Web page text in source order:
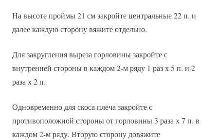
На высоте проймы 21 см закройте центральные 22 п. и
далее каждую сторону вяжите отдельно.
Для закругления выреза горловины закройте с
внутренней стороны в каждом 2-м ряду 1 раз х 5 п. и 2
раза х 2 п.
Одновременно для скоса плеча закройте с
противоположной стороны от горловины 3 раза х 7 п. в
каждом 2-м ряду. Вторую сторону довяжите